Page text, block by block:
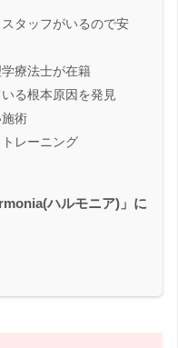
タッフがいるので安
療法士が在籍
る根本原因を発見
術
レーニング
ハルモニア)」に